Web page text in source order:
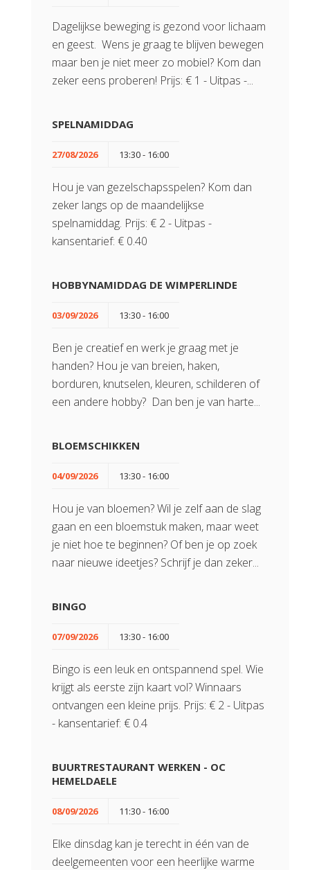
Dagelijkse beweging is gezond voor lichaam
en geest. Wens je graag te blijven bewegen
maar ben je niet meer zo mobiel? Kom dan
zeker eens proberen! Prijs: € 1 - Uitpas -...
SPELNAMIDDAG
27/08/2026 13:30 - 16:00
Hou je van gezelschapsspelen? Kom dan
zeker langs op de maandelijkse
spelnamiddag. Prijs: € 2 - Uitpas -
kansentarief: € 0.40
HOBBYNAMIDDAG DE WIMPERLINDE
03/09/2026 13:30 - 16:00
Ben je creatief en werk je graag met je
handen? Hou je van breien, haken,
borduren, knutselen, kleuren, schilderen of
een andere hobby? Dan ben je van harte...
BLOEMSCHIKKEN
04/09/2026 13:30 - 16:00
Hou je van bloemen? Wil je zelf aan de slag
gaan en een bloemstuk maken, maar weet
je niet hoe te beginnen? Of ben je op zoek
naar nieuwe ideetjes? Schrijf je dan zeker...
BINGO
07/09/2026 13:30 - 16:00
Bingo is een leuk en ontspannend spel. Wie
krijgt als eerste zijn kaart vol? Winnaars
ontvangen een kleine prijs. Prijs: € 2 - Uitpas
- kansentarief: € 0.4
BUURTRESTAURANT WERKEN - OC
HEMELDAELE
08/09/2026 11:30 - 16:00
Elke dinsdag kan je terecht in één van de
deelgemeenten voor een heerlijke warme